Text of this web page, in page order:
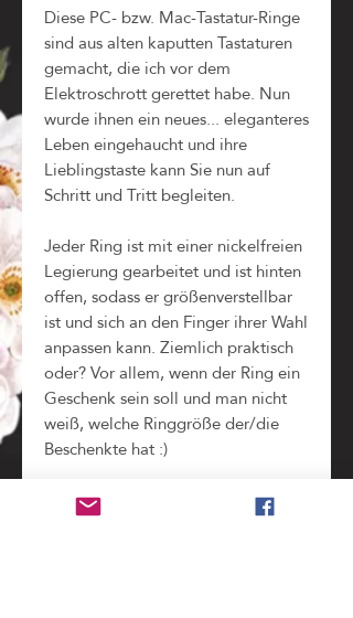
Diese PC- bzw. Mac-Tastatur-Ringe
sind aus alten kaputten Tastaturen
gemacht, die ich vor dem
Elektroschrott gerettet habe. Nun
wurde ihnen ein neues... eleganteres
Leben eingehaucht und ihre
Lieblingstaste kann Sie nun auf
Schritt und Tritt begleiten.
Jeder Ring ist mit einer nickelfreien
Legierung gearbeitet und ist hinten
offen, sodass er größenverstellbar
ist und sich an den Finger ihrer Wahl
anpassen kann. Ziemlich praktisch
oder? Vor allem, wenn der Ring ein
Geschenk sein soll und man nicht
weiß, welche Ringgröße der/die
Beschenkte hat :)